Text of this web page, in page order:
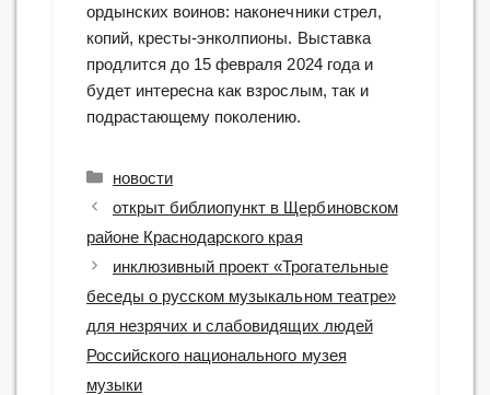
ордынских воинов: наконечники стрел,
копий, кресты-энколпионы. Выставка
продлится до 15 февраля 2024 года и
будет интересна как взрослым, так и
подрастающему поколению.
Рубрики
новости
открыт библиопункт в Щербиновском
районе Краснодарского края
инклюзивный проект «Трогательные
беседы о русском музыкальном театре»
для незрячих и слабовидящих людей
Российского национального музея
музыки